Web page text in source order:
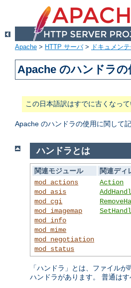
Apache > HTTP サーバ> ドキュメン
Apache のハンドラの
この日本語訳はすでに古くなっ
Apache のハンドラの使用に関して記
ハンドラとは
関連モジュール
関連ディ
mod_actions
mod_asis
mod_cgi
mod_imagemap
mod_info
mod_mime
mod_negotiation
mod_status
Action
「ハンドラ」とは、ファイル
ハンドラがあります。 普通は